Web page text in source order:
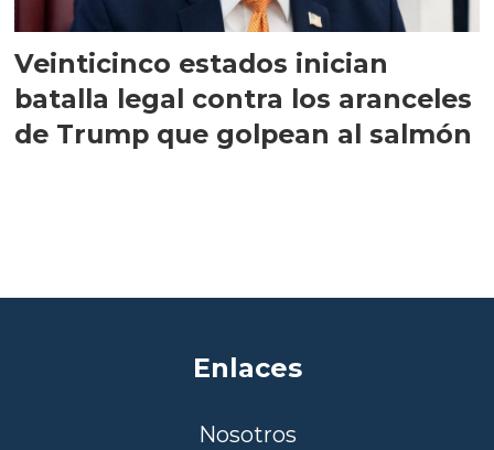
Veinticinco estados inician
batalla legal contra los aranceles
de Trump que golpean al salmón
Enlaces
Nosotros